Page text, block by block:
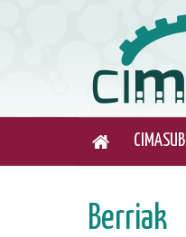
CIMASUB
Berriak